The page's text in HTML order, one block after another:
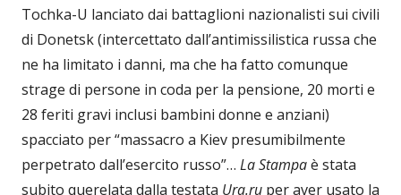
Tochka-U lanciato dai battaglioni nazionalisti sui civili
di Donetsk (intercettato dall’antimissilistica russa che
ne ha limitato i danni, ma che ha fatto comunque
strage di persone in coda per la pensione, 20 morti e
28 feriti gravi inclusi bambini donne e anziani)
spacciato per “massacro a Kiev presumibilmente
perpetrato dall’esercito russo”… La Stampaè stata
subito querelata dalla testata Ura.ru per aver usato la